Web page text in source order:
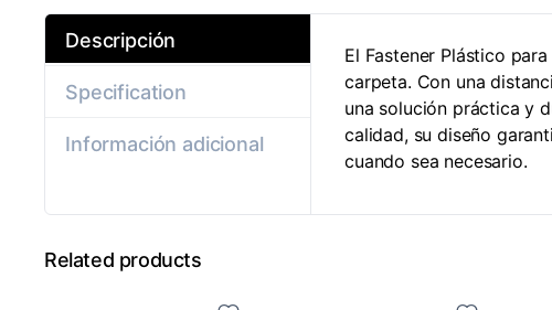
Descripción
Specification
Información adicional
El Fastener Plástico
carpeta. Con una
una solución práctica y
calidad, su diseño
cuando sea necesario.
Related products